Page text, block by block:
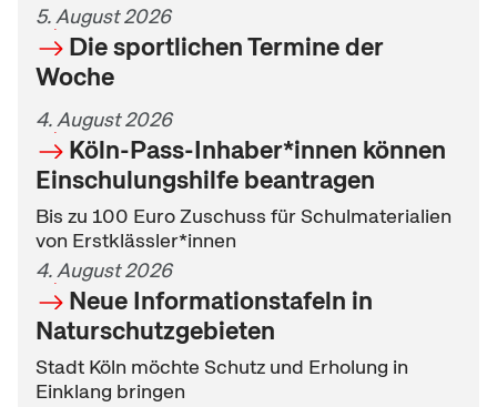
5. August 2026
Die sportlichen Termine der
Woche
4. August 2026
Köln-Pass-Inhaber*innen können
Einschulungshilfe beantragen
Bis zu 100 Euro Zuschuss für Schulmaterialien
von Erstklässler*innen
4. August 2026
Neue Informationstafeln in
Naturschutzgebieten
Stadt Köln möchte Schutz und Erholung in
Einklang bringen